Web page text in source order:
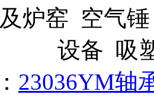
炉窑 空气
设备 吸
23036YM轴